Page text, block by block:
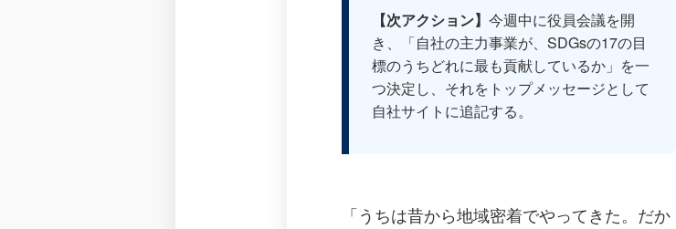
【次アクション】 今週中に役員会議を開
き、「自社の主力事業が、SDGsの17の目
標のうちどれに最も貢献しているか」を一
つ決定し、それをトップメッセージとして
自社サイトに追記する。
「うちは昔から地域密着でやってきた。だか